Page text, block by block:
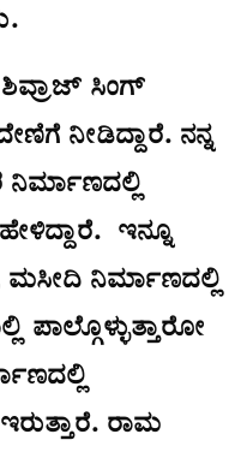
ಸಿಂಗ್
ನೀಡಿದ್ದಾರೆ. ನನ್ನ
ನಿರ್ಮಾಣದಲ್ಲಿ
ಇನ್ನೂ
ನಿರ್ಮಾಣದಲ್ಲಿ
ರಾಮ